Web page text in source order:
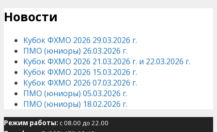
Новости
Кубок ФХМО 2026 29.03.2026 г.
ПМО (юниоры) 26.03.2026 г.
Кубок ФХМО 2026 21.03.2026 г. и 22.03.2026 г.
Кубок ФХМО 2026 15.03.2026 г.
Кубок ФХМО 2026 07.03.2026 г.
ПМО (юниоры) 05.03.2026 г.
ПМО (юниоры) 18.02.2026 г.
Режим работы: с 08.00 до 22.00